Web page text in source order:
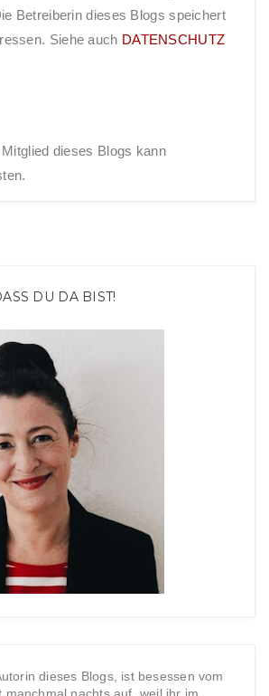
Betreiberin dieses Blogs speichert
Siehe auch DATENSCHUTZ
dieses Blogs kann
DU DA BIST!
dieses Blogs, ist besessen vom
manchmal nachts auf, weil ihr im